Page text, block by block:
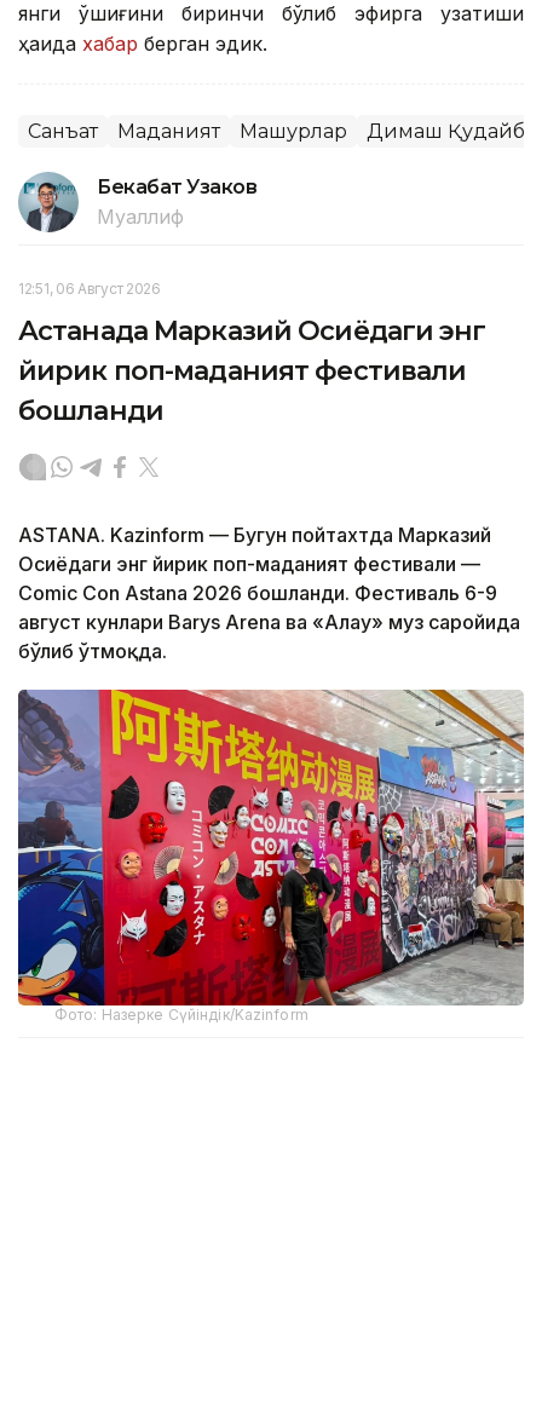
янги қўшиғини биринчи бўлиб эфирга узатиши
ҳақида хабар берган эдик.
Санъат Маданият Машҳурлар Димаш
Бекабат Узаков
Муаллиф
12:51, 06 Август 2026
Астанада Марказий Осиёдаги энг
йирик поп-маданият фестивали
бошланди
ASTANA. Kazinform — Бугун пойтахтда Марказий
Осиёдаги энг йирик поп-маданият фестивали —
Comic Con Astana 2026 бошланди. Фестиваль 6-9
август кунлари Barys Arena ва «Алау» муз саройида
бўлиб ўтмоқда.
Фото: Назерке Сүйіндік/Kazinform